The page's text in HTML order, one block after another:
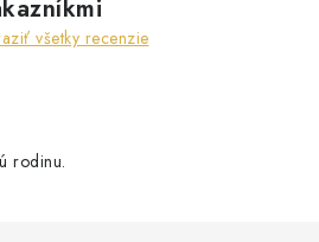
všetky recenzie
rodinu.